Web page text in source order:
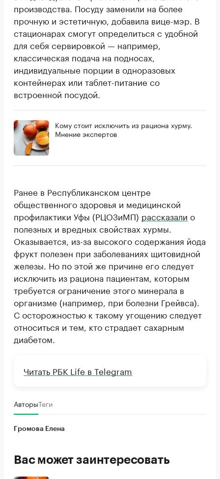
производства. Посуду заменили на более
прочную и эстетичную, добавила вице-мэр. В
стационарах смогут определиться с удобной
для себя сервировкой — например,
классическая подача на подносах,
индивидуальные порции в одноразовых
контейнерах или таблет-питание со
встроенной посудой.
Кому стоит исключить из рациона хурму.
Мнение экспертов
Ранее в Республиканском центре
общественного здоровья и медицинской
профилактики Уфы (РЦОЗиМП) рассказали о
полезных и вредных свойствах хурмы.
Оказывается, из-за высокого содержания йода
фрукт полезен при заболеваниях щитовидной
железы. Но по этой же причине его следует
исключить из рациона пациентам, которым
требуется ограничение этого минерала в
организме (например, при болезни Грейвса).
С осторожностью к такому угощению следует
относиться и тем, кто страдает сахарным
диабетом.
Читать РБК Life в Telegram
АвторыТеги
Громова Елена
Вас может заинтересовать